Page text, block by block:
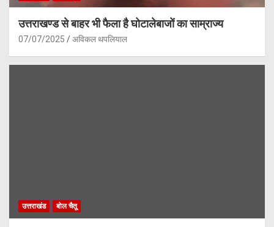
उत्तराखण्ड से बाहर भी फैला है घोटालेबाजों का साम्राज्य
07/07/2025 अविकल थपलियाल
उत्तराखंड बोल चैतू